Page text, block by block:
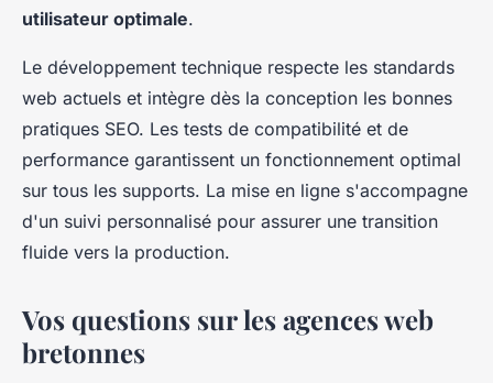
utilisateur optimale.
Le développement technique respecte les standards
web actuels et intègre dès la conception les bonnes
pratiques SEO. Les tests de compatibilité et de
performance garantissent un fonctionnement optimal
sur tous les supports. La mise en ligne s'accompagne
d'un suivi personnalisé pour assurer une transition
fluide vers la production.
Vos questions sur les agences web
bretonnes